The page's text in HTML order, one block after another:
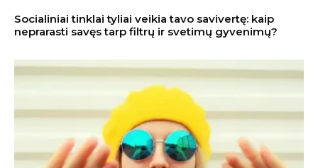
Socialiniai tinklai tyliai veikia tavo savivertę: kaip
neprarasti savęs tarp filtrų ir svetimų gyvenimų?